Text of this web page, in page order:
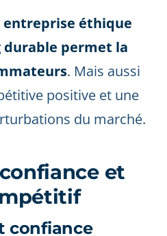
entreprise éthique
permet la
. Mais aussi
positive et une
du marché.
et
confiance